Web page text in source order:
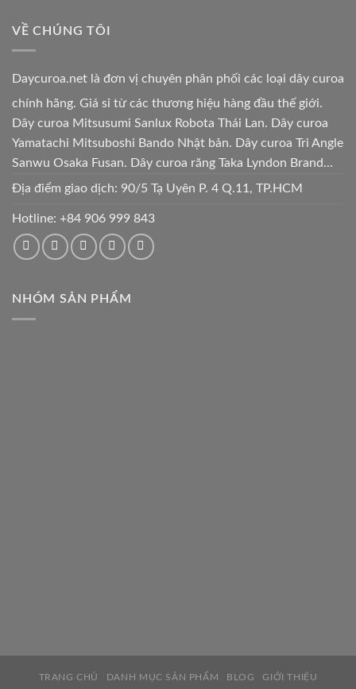
VỀ CHÚNG TÔI
Daycuroa.net là đơn vị chuyên phân phối các loại dây curoa
chính hãng. Giá sỉ từ các thương hiệu hàng đầu thế giới.
Dây curoa Mitsusumi Sanlux Robota Thái Lan. Dây curoa
Yamatachi Mitsuboshi Bando Nhật bản. Dây curoa Tri Angle
Sanwu Osaka Fusan. Dây curoa răng Taka Lyndon Brand...
Địa điểm giao dịch: 90/5 Tạ Uyên P. 4 Q.11, TP.HCM
Hotline: +84 906 999 843
NHÓM SẢN PHẨM
TRANG CHỦ DANH MỤC SẢN PHẨM BLOG GIỚI THIỆU